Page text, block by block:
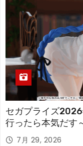
セガプライズ
行ったら本気だす
アが登場！
7月 29, 2026